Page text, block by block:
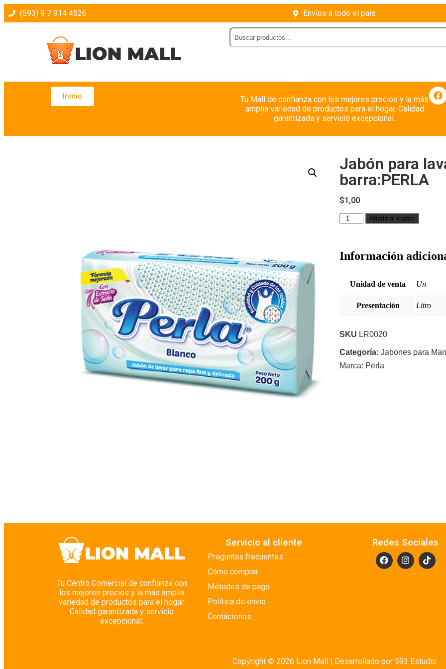
(593) 9 7 914 4526 Envíos a todo el país
Inicio
Tu Mall de confianza con los mejores precios y la más
amplia variedad de productos para el hogar. Calidad
garantizada y servicio excepcional.
Jabón para
barra:PERLA
$1,00
Añadir al carrito
Información
Unidad de venta Un
Presentación Litro
SKU LR0020
Categoría: Jabones para
Marca: Perla
Tu Centro Comercial de confianza con
los mejores precios y la más amplia
variedad de productos para el hogar.
Calidad garantizada y servicio
excepcional.
Servicio al cliente
Preguntas frecuentes
Cómo comprar
Métodos de pago
Política de envío
Contáctenos
Redes Sociales
Copyright © 2026 Lion Mall | Desarrollado por 593 Estudio